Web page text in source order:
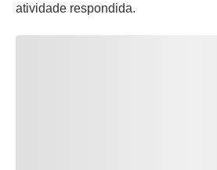
atividade respondida.